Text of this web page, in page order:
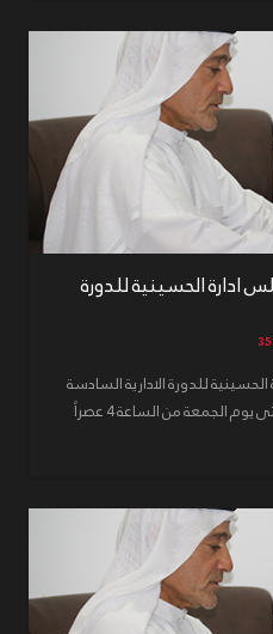
ادارة الحسينية للدورة
للدورة الادارية السادسة
2018- 2022 م - يستمر باب الانتخاب حتى يوم الجمعة من الساعة 4 عصراً